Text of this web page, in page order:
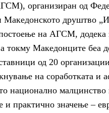
организиран од
друштво
на АГСМ, додека
токму Македонците беа
од 20
на соработката и
национално
и практично значење –